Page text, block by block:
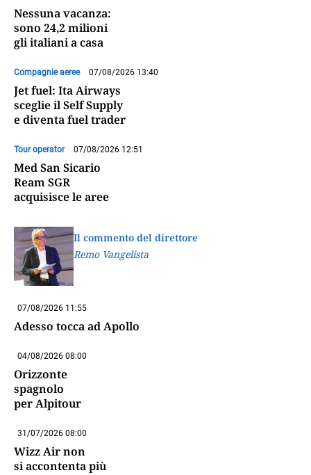
Nessuna vacanza:
sono 24,2 milioni
gli italiani a casa
Compagnie aeree 07/08/2026 13:40
Jet fuel: Ita Airways
sceglie il Self Supply
e diventa fuel trader
Tour operator 07/08/2026 12:51
Med San Sicario
Ream SGR
acquisisce le aree
Il commento del direttore
Remo Vangelista
07/08/2026 11:55
Adesso tocca ad Apollo
04/08/2026 08:00
Orizzonte
spagnolo
per Alpitour
31/07/2026 08:00
Wizz Air non
si accontenta più